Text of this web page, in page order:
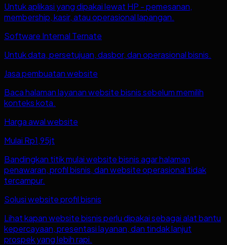
Untuk aplikasi yang dipakai lewat HP - pemesanan,
membership, kasir, atau operasional lapangan.
Software Internal Ternate
Untuk data, persetujuan, dasbor, dan operasional bisnis.
Jasa pembuatan website
Baca halaman layanan website bisnis sebelum memilih
konteks kota.
Harga awal website
Mulai Rp1,95jt
Bandingkan titik mulai website bisnis agar halaman
penawaran, profil bisnis, dan website operasional tidak
tercampur.
Solusi website profil bisnis
Lihat kapan website bisnis perlu dipakai sebagai alat bantu
kepercayaan, presentasi layanan, dan tindak lanjut
prospek yang lebih rapi.